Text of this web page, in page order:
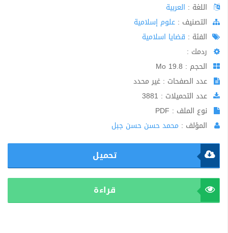
اللغة : العربية
اﻟﺘﺼﻨﻴﻒ : علوم إسلامية
الفئة : قضايا اسلامية
ردمك :
الحجم : 19.8 Mo
عدد الصفحات : غير محدد
عدد التحميلات : 3881
نوع الملف : PDF
المؤلف : محمد حسن حسن جبل
تحميل
قراءة